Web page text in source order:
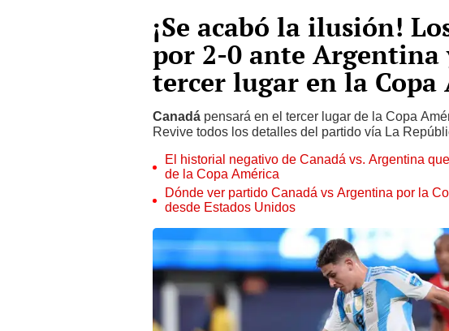
¡Se acabó la ilusión!
por 2-0 ante Argentina
tercer lugar en la Copa
Canadá pensará en el tercer lugar de la Copa
Revive todos los detalles del partido vía La
El historial negativo de Canadá vs. Argentina
de la Copa América
Dónde ver partido Canadá vs Argentina por la
desde Estados Unidos